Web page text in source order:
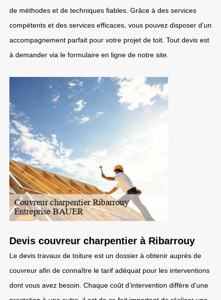
de méthodes et de techniques fiables. Grâce à des services
compétents et des services efficaces, vous pouvez disposer d’un
accompagnement parfait pour votre projet de toit. Tout devis est
à demander via le formulaire en ligne de notre site.
Devis couvreur charpentier à Ribarrouy
Le devis travaux de toiture est un dossier à obtenir auprès de
couvreur afin de connaître le tarif adéquat pour les interventions
dont vous avez besoin. Chaque coût d’intervention diffère d’une